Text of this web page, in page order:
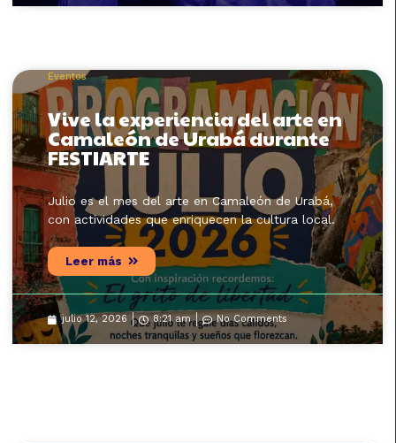
Eventos
Vive la experiencia del arte en
Camaleón de Urabá durante
FESTIARTE
Julio es el mes del arte en Camaleón de Urabá,
con actividades que enriquecen la cultura local.
Leer más
julio 12, 2026 8:21 am No Comments